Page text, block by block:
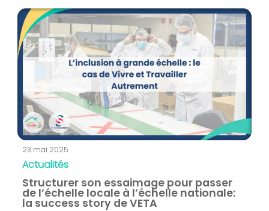
23 mai 2025
Actualités
Structurer son essaimage pour passer
de l’échelle locale à l’échelle nationale:
la success story de VETA